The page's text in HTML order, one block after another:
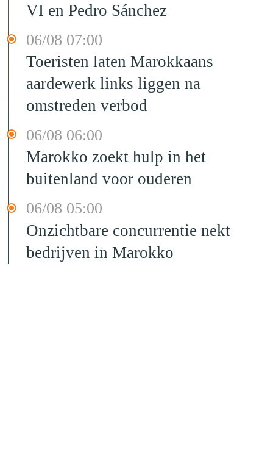
VI en Pedro Sánchez
06/08 07:00
Toeristen laten Marokkaans
aardewerk links liggen na
omstreden verbod
06/08 06:00
Marokko zoekt hulp in het
buitenland voor ouderen
06/08 05:00
Onzichtbare concurrentie nekt
bedrijven in Marokko